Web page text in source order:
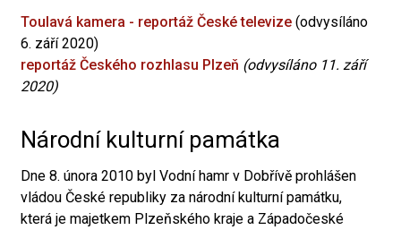
Toulavá kamera - reportáž České televize (odvysíláno
6. září 2020)
reportáž Českého rozhlasu Plzeň (odvysíláno 11. září
2020)
Národní kulturní památka
Dne 8. února 2010 byl Vodní hamr v Dobřívě prohlášen
vládou České republiky za národní kulturní památku,
která je majetkem Plzeňského kraje a Západočeské